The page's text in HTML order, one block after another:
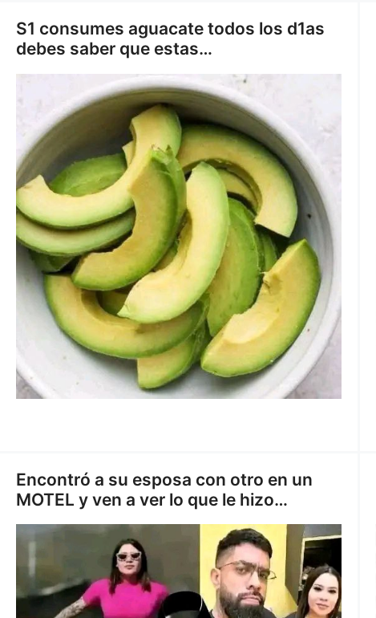
contenido
S1 consumes aguacate todos los d1as
debes saber que estas…
Encontró a su esposa con otro en un
MOTEL y ven a ver lo que le hizo…